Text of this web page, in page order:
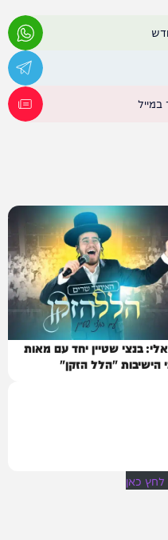
בנצי שטיין יחד עם מאות
הישיבות "הלל הזקן"
כאן